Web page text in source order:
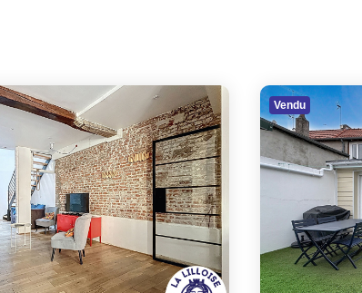
Vendu